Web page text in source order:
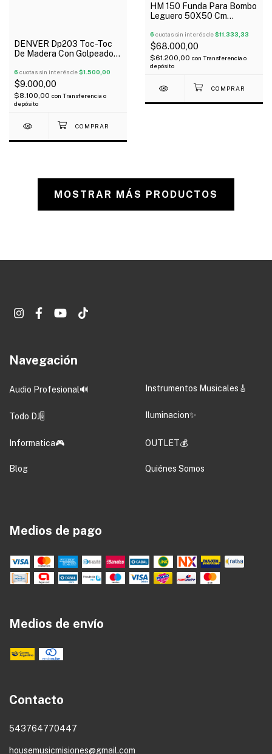
DENVER Dp203 Toc-Toc
De Madera Con Golpeador
6 cuotas sin interés de$1.500,00
$9.000,00
$8.100,00 con Transferencia o
depósito
HM 150 Funda Para Bombo
Leguero 50X50 Cm
6 cuotas sin interés de$11.333,33
$68.000,00
$61.200,00 con Transferencia o
depósito
MOSTRAR MÁS PRODUCTOS
Navegación
Audio Profesional🔊 Instrumentos Musicales🎸
Todo DJ🎚️ Iluminacion✨
Informatica🎮 OUTLET💰
Blog Quiénes Somos
Medios de pago
Medios de envío
Contacto
543764770447
housemusicmisiones@gmail.com